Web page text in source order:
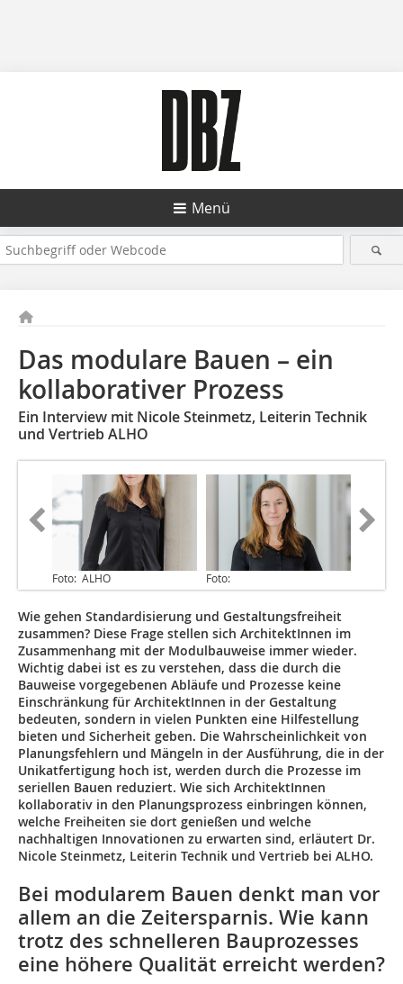
Menü
Das modulare Bauen – ein
kollaborativer Prozess
Ein Interview mit Nicole Steinmetz, Leiterin Technik
und Vertrieb ALHO
Foto: ALHO Foto:
Wie gehen Standardisierung und Gestaltungsfreiheit
zusammen? Diese Frage stellen sich ArchitektInnen im
Zusammenhang mit der Modulbauweise immer wieder.
Wichtig dabei ist es zu verstehen, dass die durch die
Bauweise vorgegebenen Abläufe und Prozesse keine
Einschränkung für ArchitektInnen in der Gestaltung
bedeuten, sondern in vielen Punkten eine Hilfestellung
bieten und Sicherheit geben. Die Wahrscheinlichkeit von
Planungsfehlern und Mängeln in der Ausführung, die in der
Unikatfertigung hoch ist, werden durch die Prozesse im
seriellen Bauen reduziert. Wie sich ArchitektInnen
kollaborativ in den Planungsprozess einbringen können,
welche Freiheiten sie dort genießen und welche
nachhaltigen Innovationen zu erwarten sind, erläutert Dr.
Nicole Steinmetz, Leiterin Technik und Vertrieb bei ALHO.
Bei modularem Bauen denkt man vor
allem an die Zeitersparnis. Wie kann
trotz des schnelleren Bauprozesses
eine höhere Qualität erreicht werden?